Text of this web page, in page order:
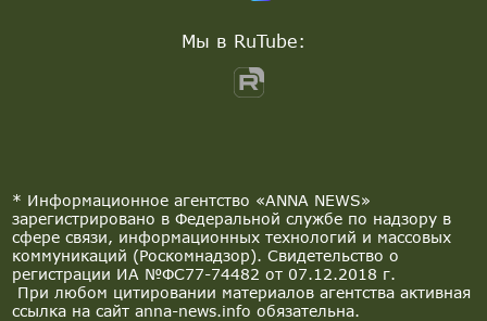
* Информационное агентство «ANNA NEWS»
зарегистрировано в Федеральной службе по надзору в
сфере связи, информационных технологий и массовых
коммуникаций (Роскомнадзор). Свидетельство о
регистрации ИА №ФС77-74482 от 07.12.2018 г.
При любом цитировании материалов агентства активная
ссылка на сайт anna-news.info обязательна.
Мы в RuTube: